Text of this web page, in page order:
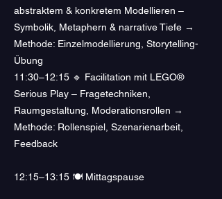
abstraktem & konkretem Modellieren –
Symbolik, Metaphern & narrative Tiefe →
Methode: Einzelmodellierung, Storytelling-
Übung
11:30–12:15 🔹 Facilitation mit LEGO®
Serious Play – Fragetechniken,
Raumgestaltung, Moderationsrollen →
Methode: Rollenspiel, Szenarienarbeit,
Feedback
12:15–13:15 🍽 Mittagspause